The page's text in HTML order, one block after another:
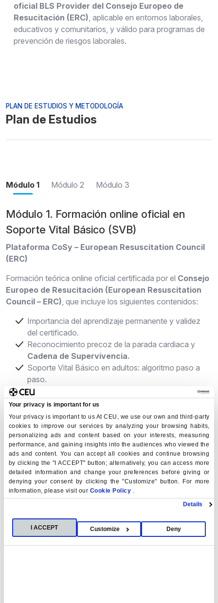
Your privacy is important for us
Your privacy is important to us At CEU, we use our own and third-party
cookies to improve our services by analyzing your browsing habits,
personalizing ads and content based on your interests, measuring
performance, and gaining insights into the audiences who viewed the
ads and content. You can accept all cookies and continue browsing
by clicking the "I ACCEPT" button; alternatively, you can access more
detailed information and change your preferences before giving or
denying your consent by clicking the "Customize" button. For more
information, please visit our Cookie Policy .
Details
I ACCEPT Customize Deny
oficial BLS Provider del Consejo Europeo de
Resucitación (ERC), aplicable en entornos laborales,
educativos y comunitarios, y válido para programas de
prevención de riesgos laborales.
PLAN DE ESTUDIOS Y METODOLOGÍA
Plan de Estudios
Módulo 1 Módulo 2 Módulo 3
Módulo 1. Formación online oficial en
Soporte Vital Básico (SVB)
Plataforma CoSy – European Resuscitation Council
(ERC)
Formación teórica online oficial certificada por el Consejo
Europeo de Resucitación (European Resuscitation
Council – ERC), que incluye los siguientes contenidos:
Importancia del aprendizaje permanente y validez
del certificado.
Reconocimiento precoz de la parada cardiaca y
Cadena de Supervivencia.
Soporte Vital Básico en adultos: algoritmo paso a
paso.
Reanimación cardiopulmonar (RCP) de alta calidad.
Uso seguro delDesfibrilador Externo
Automático (DEA).
Posición lateral de seguridad.
Obstrucción de la vía aérea por cuerpo extraño.
Soporte Vital Básico enlactantes y niños.
Circunstancias especiales y situaciones específicas.
Consideraciones en situaciones excepcionales (p.
ej., pandemias).
evaluación teórica
previo para acceder a la fase presencial.